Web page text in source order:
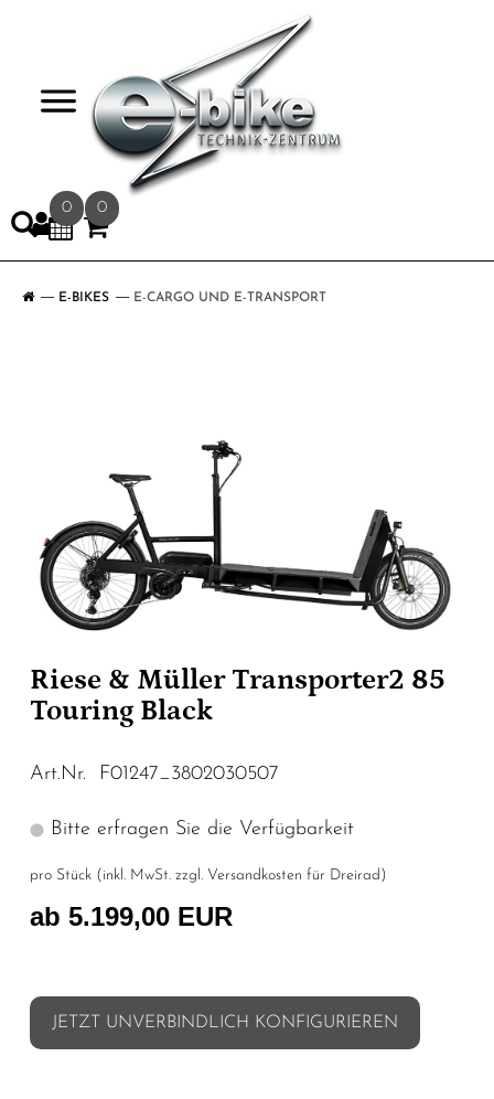
0 0
E-BIKES E-CARGO UND E-TRANSPORT
Riese & Müller Transporter2 85
Touring Black
Art.Nr. F01247_3802030507
Bitte erfragen Sie die Verfügbarkeit
pro Stück (inkl. MwSt. zzgl. Versandkosten für Dreirad )
ab 5.199,00 EUR
JETZT UNVERBINDLICH KONFIGURIEREN